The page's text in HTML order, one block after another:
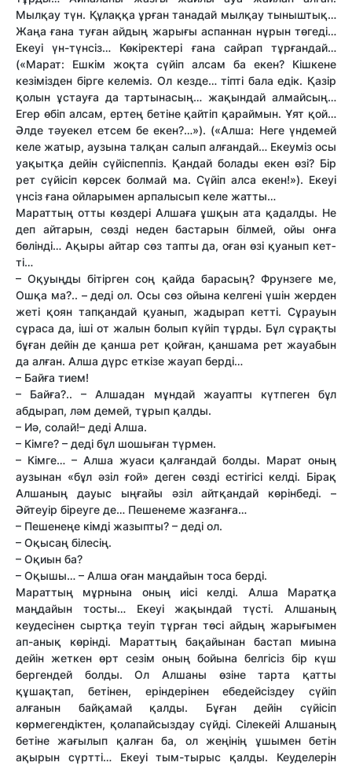
Мылқау түн. Құлаққа ұрған танадай мылқау тыныштық…
Жаңа ғана туған айдың жарығы аспаннан нұрын төгеді…
Екеуі үн-түнсіз… Көкіректері ғана сайрап тұрғандай…
(«Марат: Ешкім жоқта сүйіп алсам ба екен? Кішкене
кезімізден бірге келеміз. Ол кез­де… тіпті бала едік. Қазір
қолын ұстауға да тартынасың… жақындай алмайсың…
Егер өбіп алсам, ертең бетіне қайтіп қараймын. Ұят қой…
Әлде тәуекел етсем бе екен?…»). («Алша: Неге үндемей
келе жатыр, аузына талқан салып алғандай… Екеуміз осы
уақытқа дейін сүйіспеппіз. Қандай болады екен өзі? Бір
рет сүйісіп көрсек болмай ма. Сүйіп алса екен!»). Екеуі
үнсіз ғана ойларымен арпалысып келе жат­ты…
Марат­тың от­ты көздері Алшаға ұшқын ата қадалды. Не
деп айтарын, сөзді неден бастарын білмей, ойы онға
бөлінді… Ақыры айтар сөз тапты да, оған өзі қуанып кет­
ті…
– Оқуыңды бітірген соң қайда барасың? Фрунзеге ме,
Ошқа ма?.. – деді ол. Осы сөз ойына келгені үшін жерден
жеті қоян тапқандай қуанып, жадырап кет­ті. Сұрауын
сұраса да, іші от жалын болып күйіп тұрды. Бұл сұрақты
бұған дейін де қанша рет қойған, қаншама рет жауабын
да алған. Алша дүрс еткізе жауап берді…
– Байға тием!
– Байға?.. – Алшадан мұндай жауапты күтпеген бұл
абдырап, ләм демей, тұрып қалды.
– Иә, солай!– деді Алша.
– Кімге? – деді бұл шошыған түрмен.
– Кімге… – Алша жуаси қалғандай болды. Марат оның
аузынан «бұл әзіл ғой» деген сөзді естігісі келді. Бірақ
Алшаның дауыс ыңғайы әзіл айтқандай көрінбеді. –
Әйтеуір біреуге де… Пешенеме жазғанға…
– Пешенеңе кімді жазыпты? – деді ол.
– Оқысаң білесің.
– Оқиын ба?
– Оқышы… – Алша оған маңдайын тоса берді.
Марат­тың мұрнына оның иісі келді. Алша Маратқа
маңдайын тосты… Екеуі жақындай түсті. Алшаның
кеудесінен сыртқа теуіп тұрған төсі айдың жарығымен
ап-анық көрінді. Марат­тың бақайынан бастап миына
дейін жеткен өрт сезім оның бойына белгісіз бір күш
бергендей болды. Ол Алшаны өзіне тарта қат­ты
құшақтап, бетінен, еріндерінен ебедейсіздеу сүйіп
алғанын байқамай қалды. Бұған дейін сүйісіп
көрмегендіктен, қолапайсыздау сүйді. Сілекейі Алшаның
бетіне жағылып қалған ба, ол жеңінің ұшымен бетін
ақырын сүрт­ті… Екеуі тым-тырыс қалды. Кеуделерін